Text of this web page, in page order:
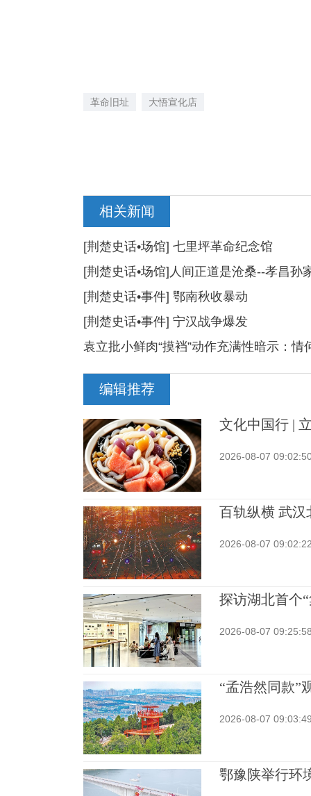
革命旧址 大悟宣化店
相关新闻
[荆楚史话•场馆] 七里坪革命纪念馆
[荆楚史话•场馆]人间正道是沧桑--孝昌
[荆楚史话•事件] 鄂南秋收暴动
[荆楚史话•事件] 宁汉战争爆发
袁立批小鲜肉“摸裆”动作充满性暗示：情
编辑推荐
文化中国行 |
2026-08-07
百轨纵横 武汉
2026-08-07
探访湖北首个
2026-08-07
“孟浩然同款”
2026-08-07
鄂豫陕举行环